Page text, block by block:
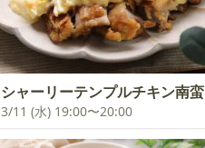
シャーリーテンプルチキン南蛮
3/11 (水) 19:00〜20:00